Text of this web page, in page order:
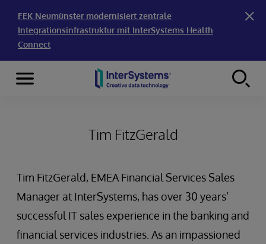
FEK Neumünster modernisiert zentrale
Integrationsinfrastruktur mit InterSystems Health
Connect
Skip to content
Menu
Tim FitzGerald
Tim FitzGerald, EMEA Financial Services Sales
Manager at InterSystems, has over 30 years’
successful IT sales experience in the banking and
financial services industries. As an impassioned